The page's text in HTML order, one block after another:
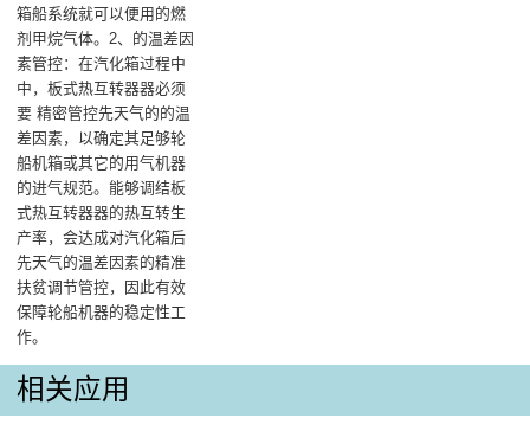
箱船系统就可以便用的燃
剂甲烷气体‌。‌2、的温差因
素管控‌：在汽化箱过程中
中，板式热互转器器必须
要 精密管控先天气的的温
差因素，以确定其足够轮
船机箱或其它的用气机器
的进气规范。能够调结板
式热互转器器的热互转生
产率，会达成对汽化箱后
先天气的温差因素的精准
扶贫调节管控，因此有效
保障轮船机器的稳定性工
作‌。
相关应用